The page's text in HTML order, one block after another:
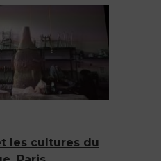
les cultures du